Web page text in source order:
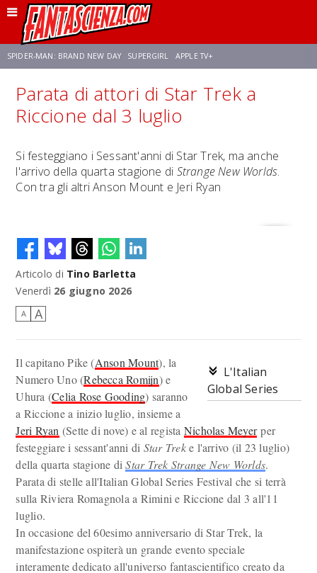
SPIDER-MAN: BRAND NEW DAY SUPERGIRL APPLE TV+
FRANCO RICCIARDIELLO ZENDAYA STAR TREK AVENGERS: DOOMSDAY
Parata di attori di Star Trek a
Riccione dal 3 luglio
Si festeggiano i Sessant'anni di Star Trek, ma anche
l'arrivo della quarta stagione di Strange New Worlds.
Con tra gli altri Anson Mount e Jeri Ryan
Articolo di Tino Barletta
Venerdì 26 giugno 2026
A A
L'Italian
Global Series
Il capitano Pike (Anson Mount), la
Numero Uno (Rebecca Romijn) e
Uhura (Celia Rose Gooding) saranno
a Riccione a inizio luglio, insieme a
Jeri Ryan (Sette di nove) e al regista Nicholas Meyerper
festeggiare i sessant'anni di Star Treke l'arrivo (il 23 luglio)
della quarta stagione diStar Trek Strange New Worlds.
Parata di stelle all'Italian Global Series Festival che si terrà
sulla Riviera Romagnola a Rimini e Riccione dal 3 all'11
luglio.
In occasione del 60esimo anniversario di Star Trek, la
manifestazione ospiterà un grande evento speciale
interamente dedicato all'universo fantascientifico creato da